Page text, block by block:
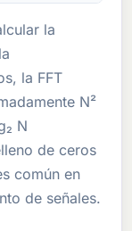
la
la FFT
N²
N
de ceros
común en
de señales.